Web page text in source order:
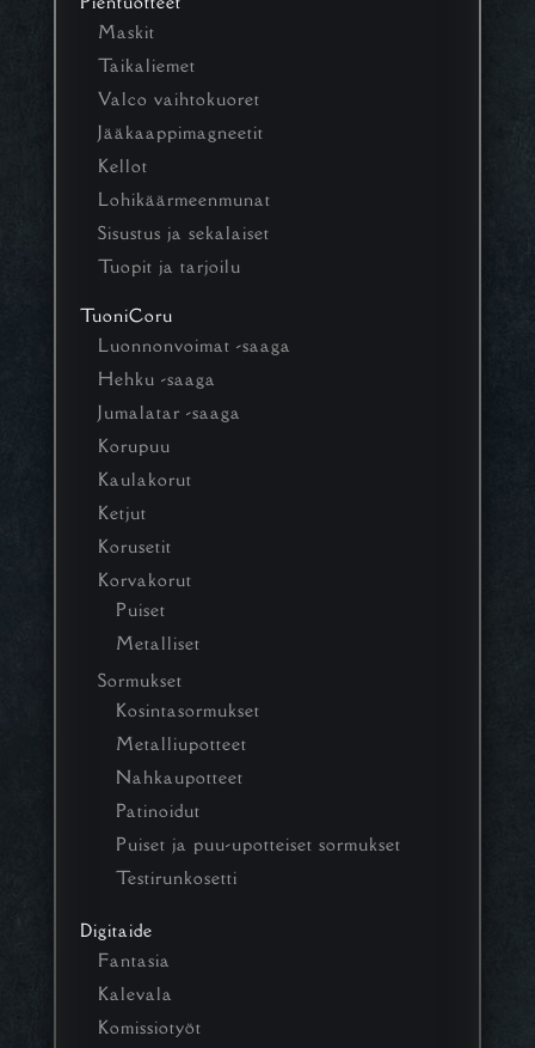
Maskit
Taikaliemet
Valco vaihtokuoret
Jääkaappimagneetit
Kellot
Lohikäärmeenmunat
Sisustus ja sekalaiset
Tuopit ja tarjoilu
TuoniCoru
Luonnonvoimat -saaga
Hehku -saaga
Jumalatar -saaga
Korupuu
Kaulakorut
Ketjut
Korusetit
Korvakorut
Puiset
Metalliset
Sormukset
Kosintasormukset
Metalliupotteet
Nahkaupotteet
Patinoidut
Puiset ja puu-upotteiset sormukset
Testirunkosetti
Digitaide
Fantasia
Kalevala
Komissiotyöt